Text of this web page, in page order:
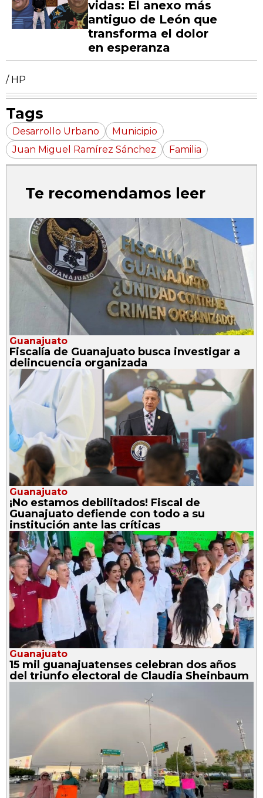
vidas: El anexo más
antiguo de León que
transforma el dolor
en esperanza
/ HP
Tags
Desarrollo Urbano
Municipio
Juan Miguel Ramírez Sánchez
Familia
Te recomendamos leer
Guanajuato
Fiscalía de Guanajuato busca investigar a
delincuencia organizada
Guanajuato
¡No estamos debilitados! Fiscal de
Guanajuato defiende con todo a su
institución ante las críticas
Guanajuato
15 mil guanajuatenses celebran dos años
del triunfo electoral de Claudia Sheinbaum